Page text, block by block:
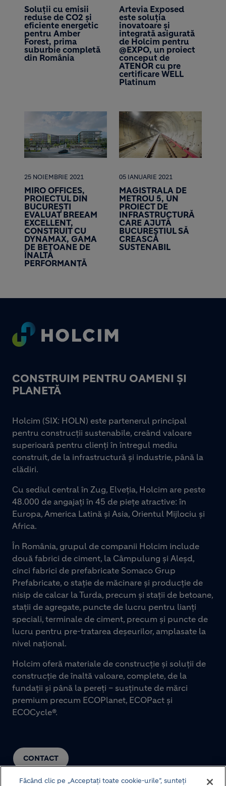
Soluții cu emisii
reduse de CO2 și
eficiente energetic
pentru Amber
Forest, prima
suburbie completă
din România
Artevia Exposed
este soluția
inovatoare și
integrată asigurată
de Holcim pentru
@EXPO, un proiect
conceput de
ATENOR cu pre
certificare WELL
Platinum
25 NOIEMBRIE 2021
MIRO OFFICES,
PROIECTUL DIN
BUCUREȘTI
EVALUAT BREEAM
EXCELLENT,
CONSTRUIT CU
DYNAMAX, GAMA
DE BETOANE DE
ÎNALTĂ
PERFORMANȚĂ
05 IANUARIE 2021
MAGISTRALA DE
METROU 5, UN
PROIECT DE
INFRASTRUCTURĂ
CARE AJUTĂ
BUCUREȘTIUL SĂ
CREASCĂ
SUSTENABIL
Footer
CONSTRUIM PENTRU OAMENI ȘI
PLANETĂ
CONTACT
Holcim (SIX: HOLN) este partenerul principal
pentru construcții sustenabile, creând valoare
superioară pentru clienți în întregul mediu
construit, de la infrastructură și industrie, până la
clădiri.
Cu sediul central în Zug, Elveția, Holcim are peste
48.000 de angajați în 45 de piețe atractive: în
Europa, America Latină și Asia, Orientul Mijlociu și
Africa.
În România, grupul de companii Holcim include
două fabrici de ciment, la Câmpulung și Aleșd,
cinci fabrici de prefabricate Somaco Grup
Prefabricate, o stație de măcinare și producție de
nisip de calcar la Turda, precum și stații de betoane,
stații de agregate, puncte de lucru pentru lianți
speciali, terminale de ciment, precum și puncte de
lucru pentru pre-tratarea deșeurilor, amplasate la
nivel național.
Holcim oferă materiale de construcție și soluții de
construcție de înaltă valoare, complete, de la
fundații și până la pereți – susținute de mărci
premium precum ECOPlanet, ECOPact și
ECOCycle®.
Făcând clic pe „Acceptați toate cookie-urile”, sunteți